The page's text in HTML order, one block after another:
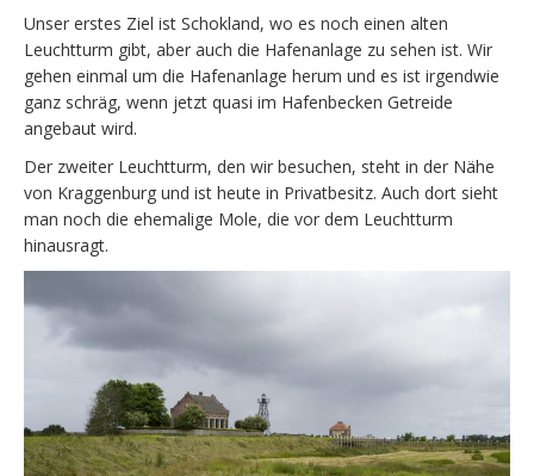
Unser erstes Ziel ist Schokland, wo es noch einen alten
Leuchtturm gibt, aber auch die Hafenanlage zu sehen ist. Wir
gehen einmal um die Hafenanlage herum und es ist irgendwie
ganz schräg, wenn jetzt quasi im Hafenbecken Getreide
angebaut wird.
Der zweiter Leuchtturm, den wir besuchen, steht in der Nähe
von Kraggenburg und ist heute in Privatbesitz. Auch dort sieht
man noch die ehemalige Mole, die vor dem Leuchtturm
hinausragt.